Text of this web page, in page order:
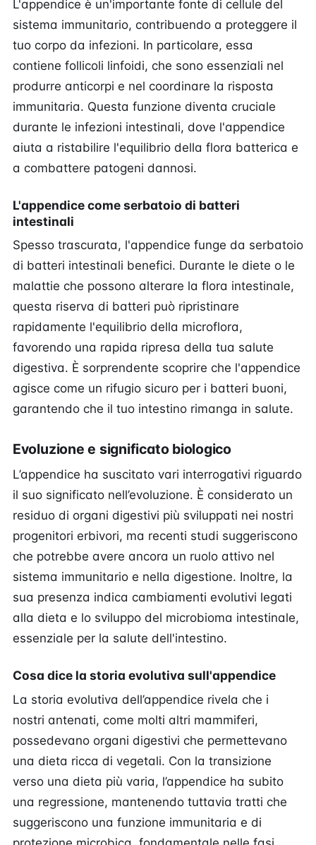
L'appendice è un'importante fonte di cellule del
sistema immunitario, contribuendo a proteggere il
tuo corpo da infezioni. In particolare, essa
contiene follicoli linfoidi, che sono essenziali nel
produrre anticorpi e nel coordinare la risposta
immunitaria. Questa funzione diventa cruciale
durante le infezioni intestinali, dove l'appendice
aiuta a ristabilire l'equilibrio della flora batterica e
a combattere patogeni dannosi.
L'appendice come serbatoio di batteri
intestinali
Spesso trascurata, l'appendice funge da serbatoio
di batteri intestinali benefici. Durante le diete o le
malattie che possono alterare la flora intestinale,
questa riserva di batteri può ripristinare
rapidamente l'equilibrio della microflora,
favorendo una rapida ripresa della tua salute
digestiva. È sorprendente scoprire che l'appendice
agisce come un rifugio sicuro per i batteri buoni,
garantendo che il tuo intestino rimanga in salute.
Evoluzione e significato biologico
L’appendice ha suscitato vari interrogativi riguardo
il suo significato nell’evoluzione. È considerato un
residuo di organi digestivi più sviluppati nei nostri
progenitori erbivori, ma recenti studi suggeriscono
che potrebbe avere ancora un ruolo attivo nel
sistema immunitario e nella digestione. Inoltre, la
sua presenza indica cambiamenti evolutivi legati
alla dieta e lo sviluppo del microbioma intestinale,
essenziale per la salute dell'intestino.
Cosa dice la storia evolutiva sull'appendice
La storia evolutiva dell’appendice rivela che i
nostri antenati, come molti altri mammiferi,
possedevano organi digestivi che permettevano
una dieta ricca di vegetali. Con la transizione
verso una dieta più varia, l’appendice ha subito
una regressione, mantenendo tuttavia tratti che
suggeriscono una funzione immunitaria e di